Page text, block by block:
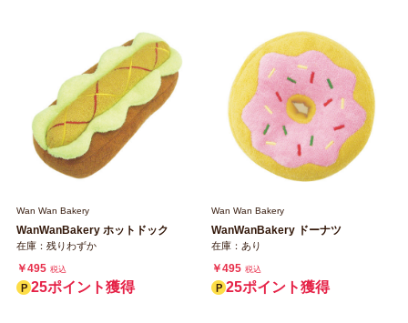
Wan Wan Bakery
WanWanBakery ホットドック
在庫：残りわずか
￥495 税込
25ポイント獲得
Wan Wan Bakery
WanWanBakery ドーナツ
在庫：あり
￥495 税込
25ポイント獲得